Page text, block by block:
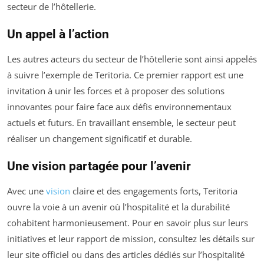
secteur de l’hôtellerie.
Un appel à l’action
Les autres acteurs du secteur de l’hôtellerie sont ainsi appelés
à suivre l’exemple de Teritoria. Ce premier rapport est une
invitation à unir les forces et à proposer des solutions
innovantes pour faire face aux défis environnementaux
actuels et futurs. En travaillant ensemble, le secteur peut
réaliser un changement significatif et durable.
Une vision partagée pour l’avenir
Avec une vision claire et des engagements forts, Teritoria
ouvre la voie à un avenir où l’hospitalité et la durabilité
cohabitent harmonieusement. Pour en savoir plus sur leurs
initiatives et leur rapport de mission, consultez les détails sur
leur site officiel ou dans des articles dédiés sur l’hospitalité